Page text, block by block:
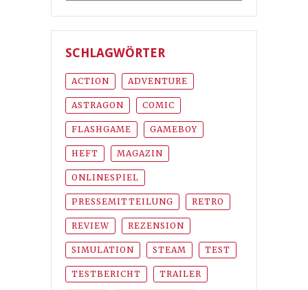
SCHLAGWÖRTER
ACTION ADVENTURE
ASTRAGON COMIC
FLASHGAME GAMEBOY
HEFT MAGAZIN
ONLINESPIEL
PRESSEMITTEILUNG RETRO
REVIEW REZENSION
SIMULATION STEAM TEST
TESTBERICHT TRAILER